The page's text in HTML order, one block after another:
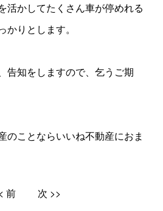
活かしてたくさん車が停めれる
かりとします。
告知をしますので、乞うご期
のことならいいね不動産におま
前 次 >>